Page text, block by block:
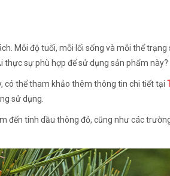
Mỗi độ tuổi, mỗi lối sống và mỗi thể trạng
thực sự phù hợp để sử dụng sản phẩm này?
có thể tham khảo thêm thông tin chi tiết tại
sử dụng.
đến tinh dầu thông đỏ, cũng như các